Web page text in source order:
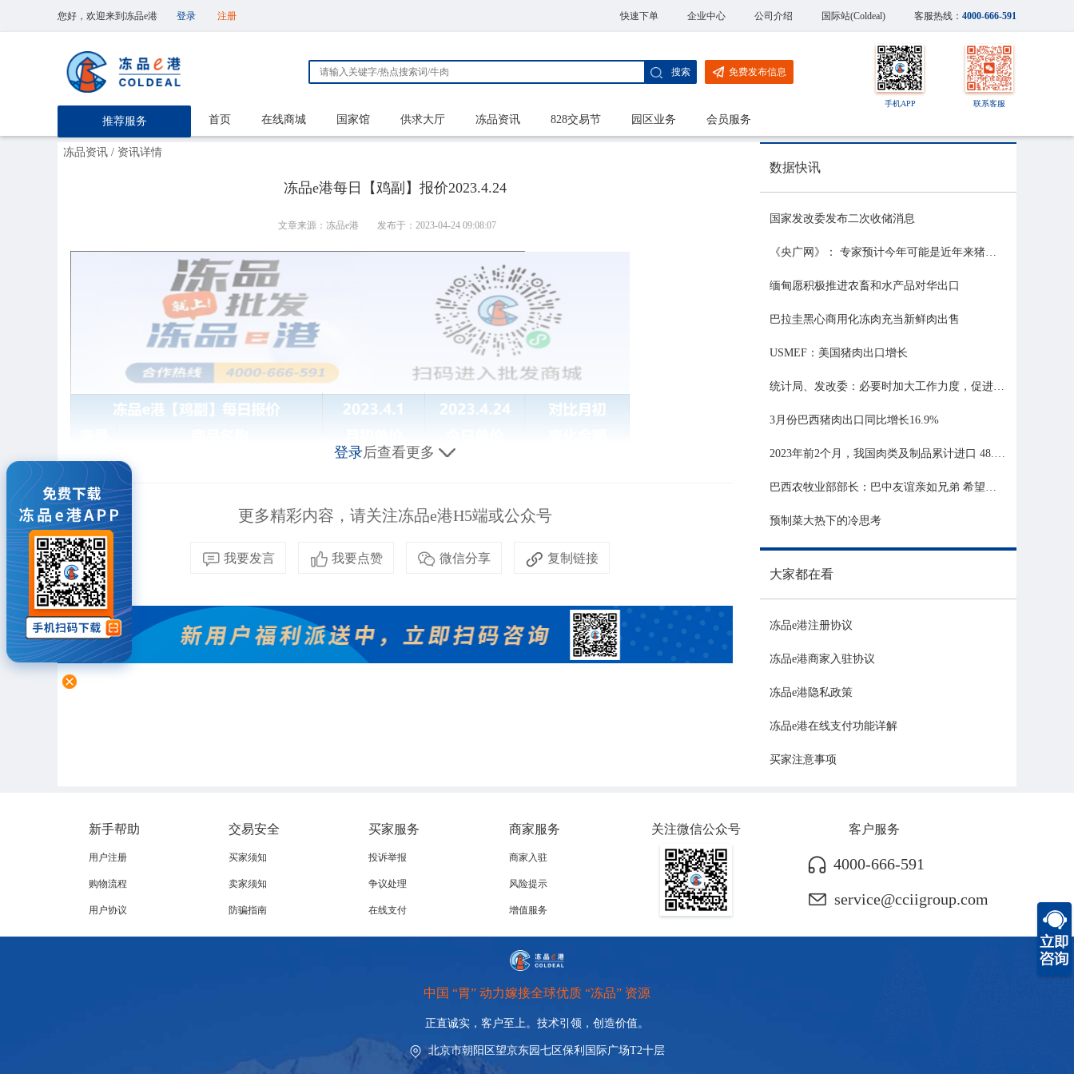
您好，欢迎来到冻品e港 登录 注册 快速下单 企业中心 公司介绍 国际站(Coldeal) 客服热线： 4000-666-591
推荐服务
搜索 免费发布信息
手机APP 联系客服
首页 在线商城 国家馆 供求大厅 冻品资讯 828交易节 园区业务 会员服务
冻品资讯 / 资讯详情
冻品e港每日【鸡副】报价2023.4.24
文章来源：冻品e港 发布于：2023-04-24 09:08:07
登录后查看更多
更多精彩内容，请关注冻品e港H5端或公众号
我要发言 我要点赞 微信分享 复制链接
数据快讯
国家发改委发布二次收储消息
《央广网》： 专家预计今年可能是近年来猪价最稳的一年
缅甸愿积极推进农畜和水产品对华出口
巴拉圭黑心商用化冻肉充当新鲜肉出售
USMEF：美国猪肉出口增长
统计局、发改委：必要时加大工作力度，促进生猪市场平稳运行
3月份巴西猪肉出口同比增长16.9%
2023年前2个月，我国肉类及制品累计进口 48.06 亿美元，同比增长 21.81%
巴西农牧业部部长：巴中友谊亲如兄弟 希望与中国深化农业合作
预制菜大热下的冷思考
大家都在看
冻品e港注册协议
冻品e港商家入驻协议
冻品e港隐私政策
冻品e港在线支付功能详解
买家注意事项
新手帮助
用户注册
购物流程
用户协议
交易安全
买家须知
卖家须知
防骗指南
买家服务
投诉举报
争议处理
在线支付
商家服务
商家入驻
风险提示
增值服务
关注微信公众号 客户服务
4000-666-591
service@cciigroup.com
中国 “胃” 动力嫁接全球优质 “冻品” 资源
正直诚实，客户至上。技术引领， 创造价值。
北京市朝阳区望京东园七区保利国际广场T2十层